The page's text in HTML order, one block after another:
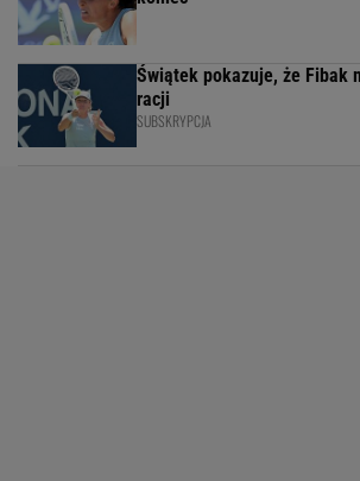
Świątek pokazuje, że Fibak
racji
SUBSKRYPCJA